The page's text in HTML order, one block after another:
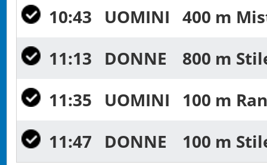
10:43
UOMINI 400 m
11:13
DONNE
800 m
11:35
UOMINI 100 m
11:47
DONNE 100 m